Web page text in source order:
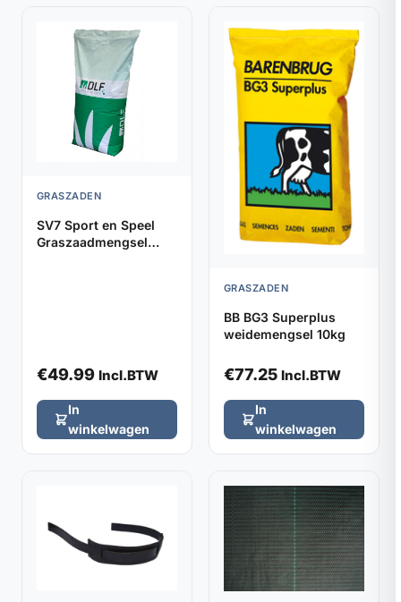
GRASZADEN
SV7 Sport en Speel
Graszaadmengsel
€49.99 Incl.BTW
In
winkelwagen
GRASZADEN
BB BG3 Superplus
weidemengsel 10kg
€77.25 Incl.BTW
In
winkelwagen